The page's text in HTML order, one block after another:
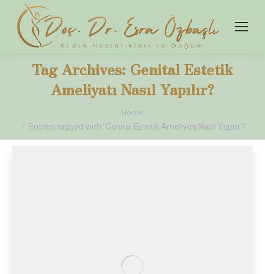
Tag Archives: Genital Estetik
Ameliyatı Nasıl Yapılır?
Home
Entries tagged with "Genital Estetik Ameliyatı Nasıl Yapılır?"